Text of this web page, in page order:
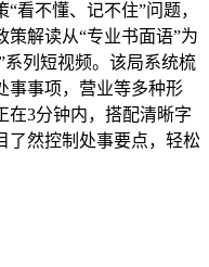
不懂、记不住”问题，
解读从“专业书面语”为
系列短视频。该局系统梳
事事项，营业等多种形
在3分钟内，搭配清晰字
了然控制处事要点，轻松